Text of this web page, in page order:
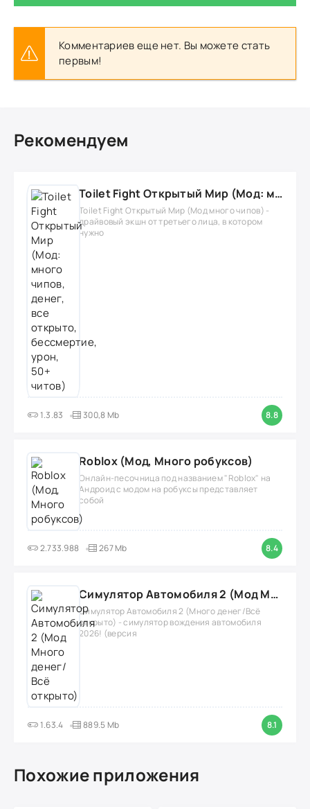
Комментариев еще нет. Вы можете стать
первым!
Рекомендуем
Toilet Fight Открытый Мир (Мод: много чипов, денег, все открыто, бессмертие, урон, 50+ читов)
Toilet Fight Открытый Мир (Мод много чипов) -
драйвовый экшн от третьего лица, в котором
нужно
1.3.83 300,8 Mb 8.8
Roblox (Мод, Много робуксов)
Онлайн-песочница под названием "Roblox" на
Андроид с модом на робуксы представляет
собой
2.733.988 267 Mb 8.4
Симулятор Автомобиля 2 (Мод Много денег/Всё открыто)
Симулятор Автомобиля 2 (Много денег/Всё
открыто) - симулятор вождения автомобиля
2026! (версия
1.63.4 889.5 Mb 8.1
Похожие приложения